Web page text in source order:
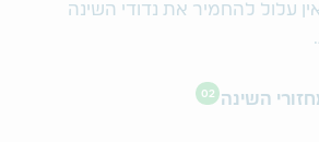
עלול להחמיר את נדודי השינה
השינה 02